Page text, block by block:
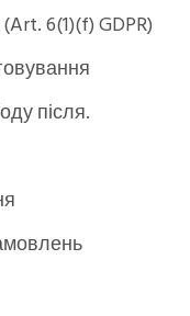
6(1)(f) GDPR)
після.